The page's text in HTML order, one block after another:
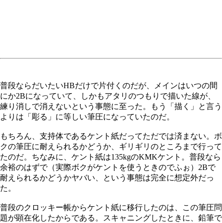
普段ならだいたいHBだけで片付くのだが、メインはいつの間
にか2Bになっていて、しかもアタリのつもりで描いた線が、
練り消しで消えないという事態に至った。もう「描く」と言う
よりは「彫る」に等しい筆圧になっていたのだ。
もちろん、支持体であるケント紙だってただでは済まない。ボ
クの筆圧に耐えられるかどうか、ギリギリのところまで行って
たのだ。ちなみに、ケント紙は135kgのKMKケント。普段なら
余裕のはずで（実際ボクがケントを使うときのでふぉ）2Bで
耐えられるかどうかヤバい、という事態は完全に想定外だっ
た。
普段のクロッキー帳からケント紙に移行したのは、この筆圧問
題が顕在化したからである。スキャニングしたときに、鉛筆で